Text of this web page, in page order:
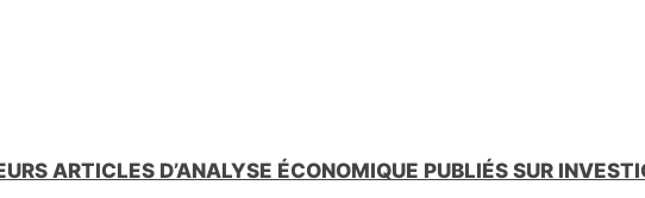
ARTICLES D’ANALYSE ÉCONOMIQUE PUBLIÉS SUR